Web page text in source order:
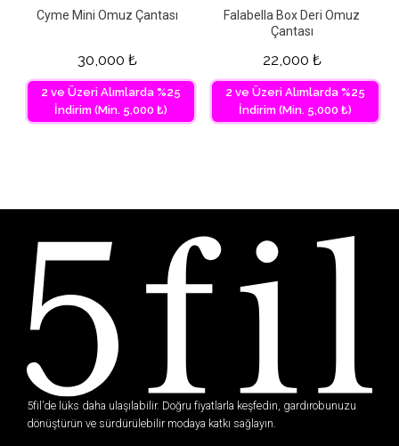
Cyme Mini Omuz Çantası
30,000 ₺
2 ve Üzeri Alımlarda %25
İndirim (Min. 5,000 ₺)
Falabella Box Deri Omuz
Çantası
22,000 ₺
2 ve Üzeri Alımlarda %25
İndirim (Min. 5,000 ₺)
5fil’de lüks daha ulaşılabilir. Doğru fiyatlarla keşfedin, gardırobunuzu
dönüştürün ve sürdürülebilir modaya katkı sağlayın.